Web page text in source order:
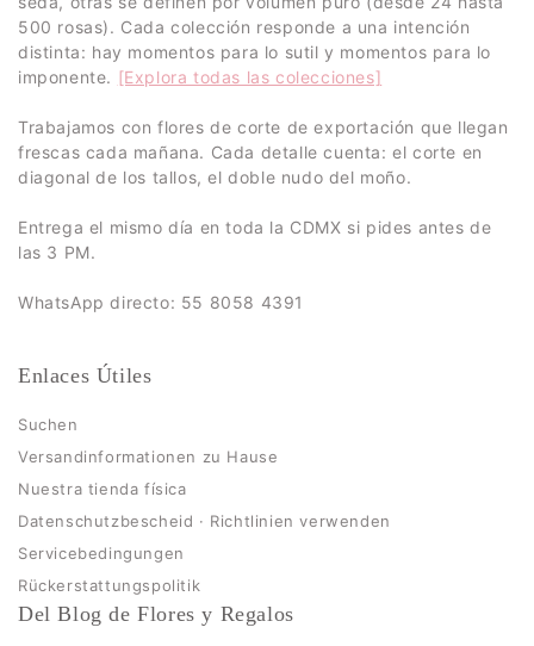
500 rosas). Cada colección responde a una intención
distinta: hay momentos para lo sutil y momentos para lo
imponente. [Explora todas las colecciones]
Trabajamos con flores de corte de exportación que llegan
frescas cada mañana. Cada detalle cuenta: el corte en
diagonal de los tallos, el doble nudo del moño.
Entrega el mismo día en toda la CDMX si pides antes de
las 3 PM.
WhatsApp directo: 55 8058 4391
Enlaces Útiles
Suchen
Versandinformationen zu Hause
Nuestra tienda física
Datenschutzbescheid · Richtlinien verwenden
Servicebedingungen
Rückerstattungspolitik
Del Blog de Flores y Regalos